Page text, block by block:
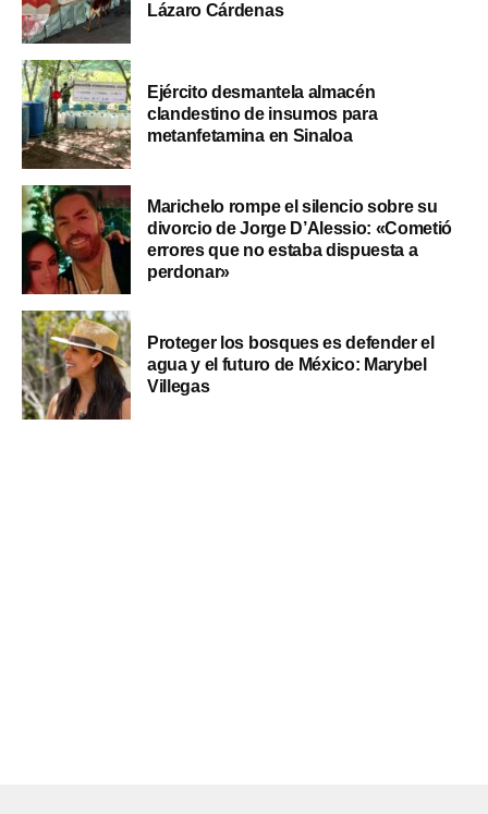
Lázaro Cárdenas
Ejército desmantela almacén
clandestino de insumos para
metanfetamina en Sinaloa
Marichelo rompe el silencio sobre su
divorcio de Jorge D’Alessio: «Cometió
errores que no estaba dispuesta a
perdonar»
Proteger los bosques es defender el
agua y el futuro de México: Marybel
Villegas